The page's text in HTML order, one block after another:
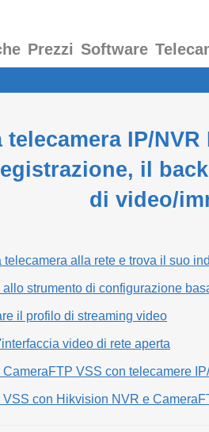
Prezzi Software
IP/
il
di video/
alla rete e trova il suo
strumento di configurazione
il profilo di streaming video
video di rete aperta
VSS con telecamere
con Hikvision NVR e